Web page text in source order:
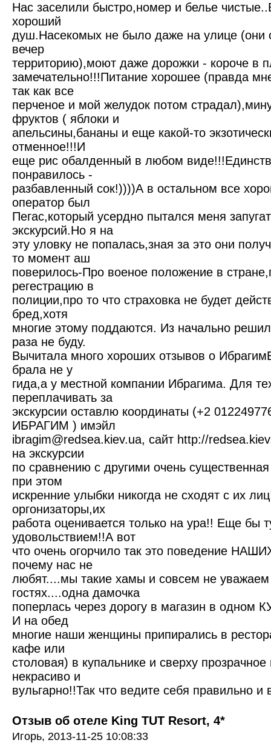
Нас заселили быстро,номер и белье
хороший
душ.Насекомых не было даже на улице (они
вечер
территорию),моют даже дорожки - короче в
замечательно!!!Питание хорошее (правда
так как все
перченое и мой желудок потом
фруктов ( яблоки и
апельсины,бананы и еще какой-то
отменное!!!И
еще рис обалденный в любом
понравилось -
разбавленный сок!))))А в остальном все
оператор был
Пегас,который усердно пытался меня
экскурсий.Но я на
эту уловку не попалась,зная за это они
то момент аш
поверилось-Про военое положение в
регестрацию в
полиции,про то что страховка не будет
бред,хотя
многие этому поддаются. Из начально
раза не буду.
Вычитала много хороших отзывов о
брала не у
гида,а у местной компании Ибрагима. Для
переплачивать за
экскурсии оставлю координаты (+2
ИБРАГИМ ) имэйл
ibragim@redsea.kiev.ua, сайт http://
на экскурсии
по сравнению с другими очень
при этом
искренние улыбки никогда не сходят с их
оргонизаторы,их
работа оценивается только на ура!! Еще бы
удовольствием!!А вот
что очень огорчило так это поведение
почему нас не
любят....мы такие хамы и совсем не уважаем
гостях....одна дамочка
поперлась через дорогу в магазин в
И на обед
многие наши женщины припирались в
кафе или
столовая) в купальнике и сверху
некрасиво и
вульгарно!!Так что ведите себя правильно и
Отзыв об отеле King TUT Resort, 4*
Игорь, 2013-11-25 10:08:33